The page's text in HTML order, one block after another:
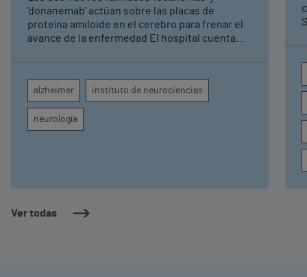
Ver todas
'donanemab' actúan sobre las placas de
proteína amiloide en el cerebro para frenar el
avance de la enfermedad El hospital cuenta
seguimiento clínico de cada paciente
alzheimer instituto de neurociencias
neurología